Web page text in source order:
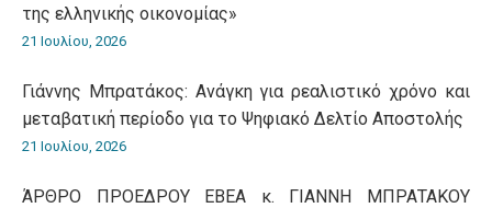
της ελληνικής οικονομίας»
21 Ιουλίου, 2026
Γιάννης Μπρατάκος: Ανάγκη για ρεαλιστικό χρόνο και
μεταβατική περίοδο για το Ψηφιακό Δελτίο Αποστολής
21 Ιουλίου, 2026
ΆΡΘΡΟ ΠΡΟΕΔΡΟΥ ΕΒΕΑ κ. ΓΙΑΝΝΗ ΜΠΡΑΤΑΚΟΥ